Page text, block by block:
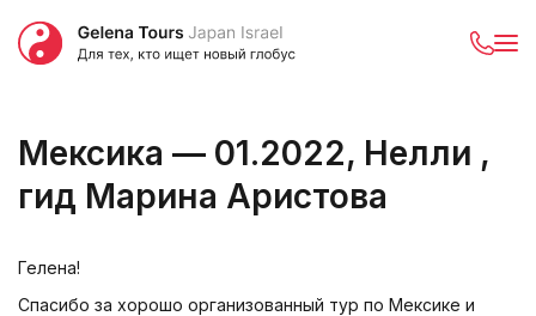
Мексика — 01.2022, Нелли ,
гид Марина Аристова
Гелена!
Спасибо за хорошо организованный тур по Мексике и